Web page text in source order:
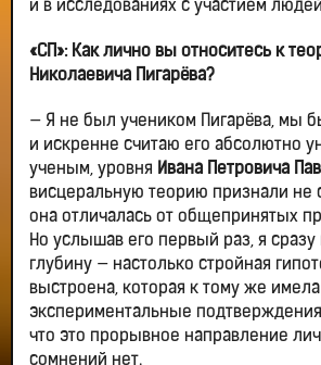
и в исследованиях с участием
«СП»: Как лично вы относитесь к
Николаевича Пигарёва?
— Я не был учеником Пигарёва, мы
и искренне считаю его абсолютно
ученым, уровня Ивана Петровича
висцеральную теорию признали не
она отличалась от общепринятых
Но услышав его первый раз, я сразу
глубину — настолько стройная
выстроена, которая к тому же
экспериментальные
что это прорывное направление
сомнений нет.